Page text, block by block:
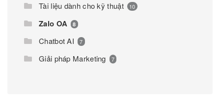
Tài liệu dành cho kỹ thuật 10
Zalo OA 8
Chatbot AI 7
Giải pháp Marketing 7